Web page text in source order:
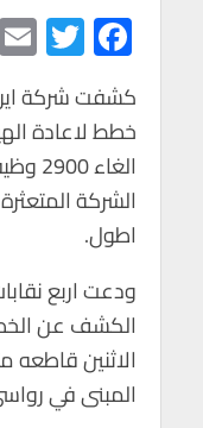
F
ac
e
b
o
o
k
T
wi
tt
er
كشفت شركة
خطط لاعادة
الشركة
اطول.
ودعت اربع
الكشف عن
الاثنين قاطعه
المبنى في